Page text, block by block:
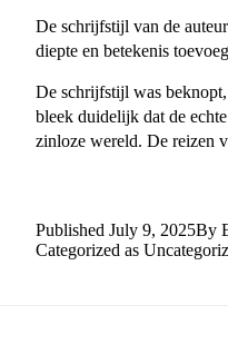
De schrijfstijl van de
diepte en betekenis
De schrijfstijl was
bleek duidelijk dat de
zinloze wereld. De reizen
Published July 9, 2025By
Categorized as